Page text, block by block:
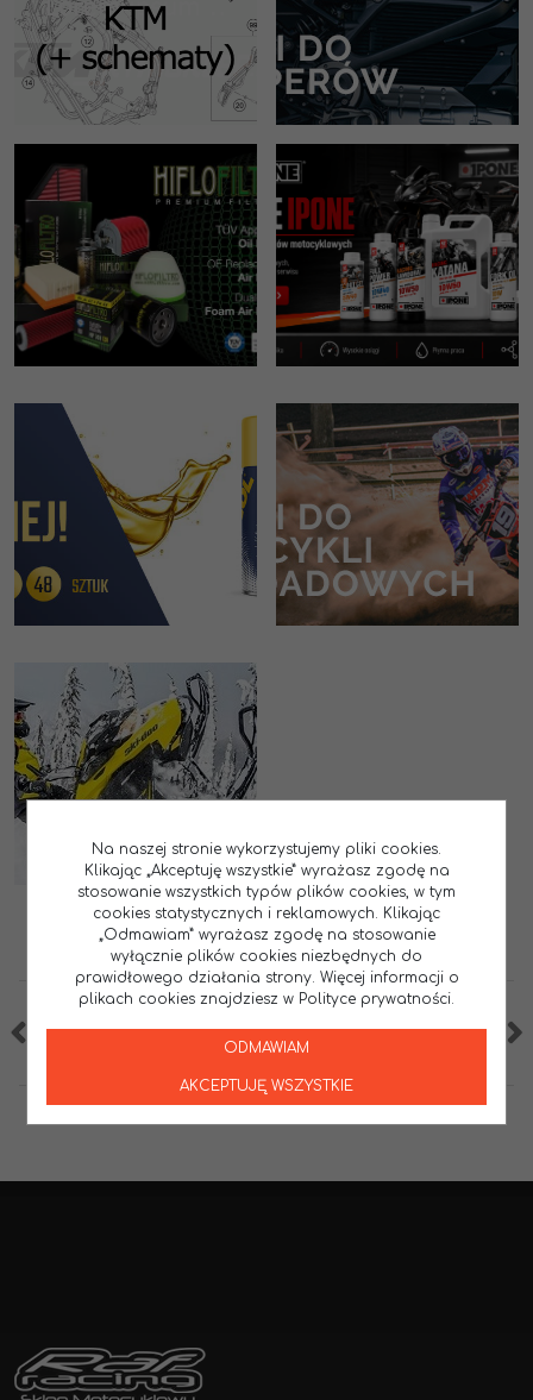
Na naszej stronie wykorzystujemy pliki cookies.
Klikając „Akceptuję wszystkie” wyrażasz zgodę na
stosowanie wszystkich typów plików cookies, w tym
cookies statystycznych i reklamowych. Klikając
„Odmawiam” wyrażasz zgodę na stosowanie
wyłącznie plików cookies niezbędnych do
prawidłowego działania strony. Więcej informacji o
plikach cookies znajdziesz w Polityce prywatności.
ODMAWIAM
AKCEPTUJĘ WSZYSTKIE